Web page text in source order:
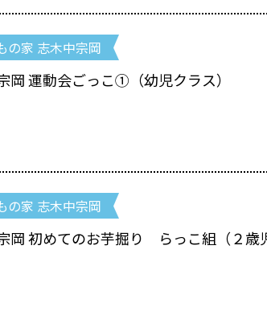
の家 志木中宗岡
岡 運動会ごっこ①（幼児クラス）
の家 志木中宗岡
岡 初めてのお芋掘り らっこ組（２歳